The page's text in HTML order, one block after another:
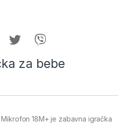
za bebe
18M+ je zabavna igračka